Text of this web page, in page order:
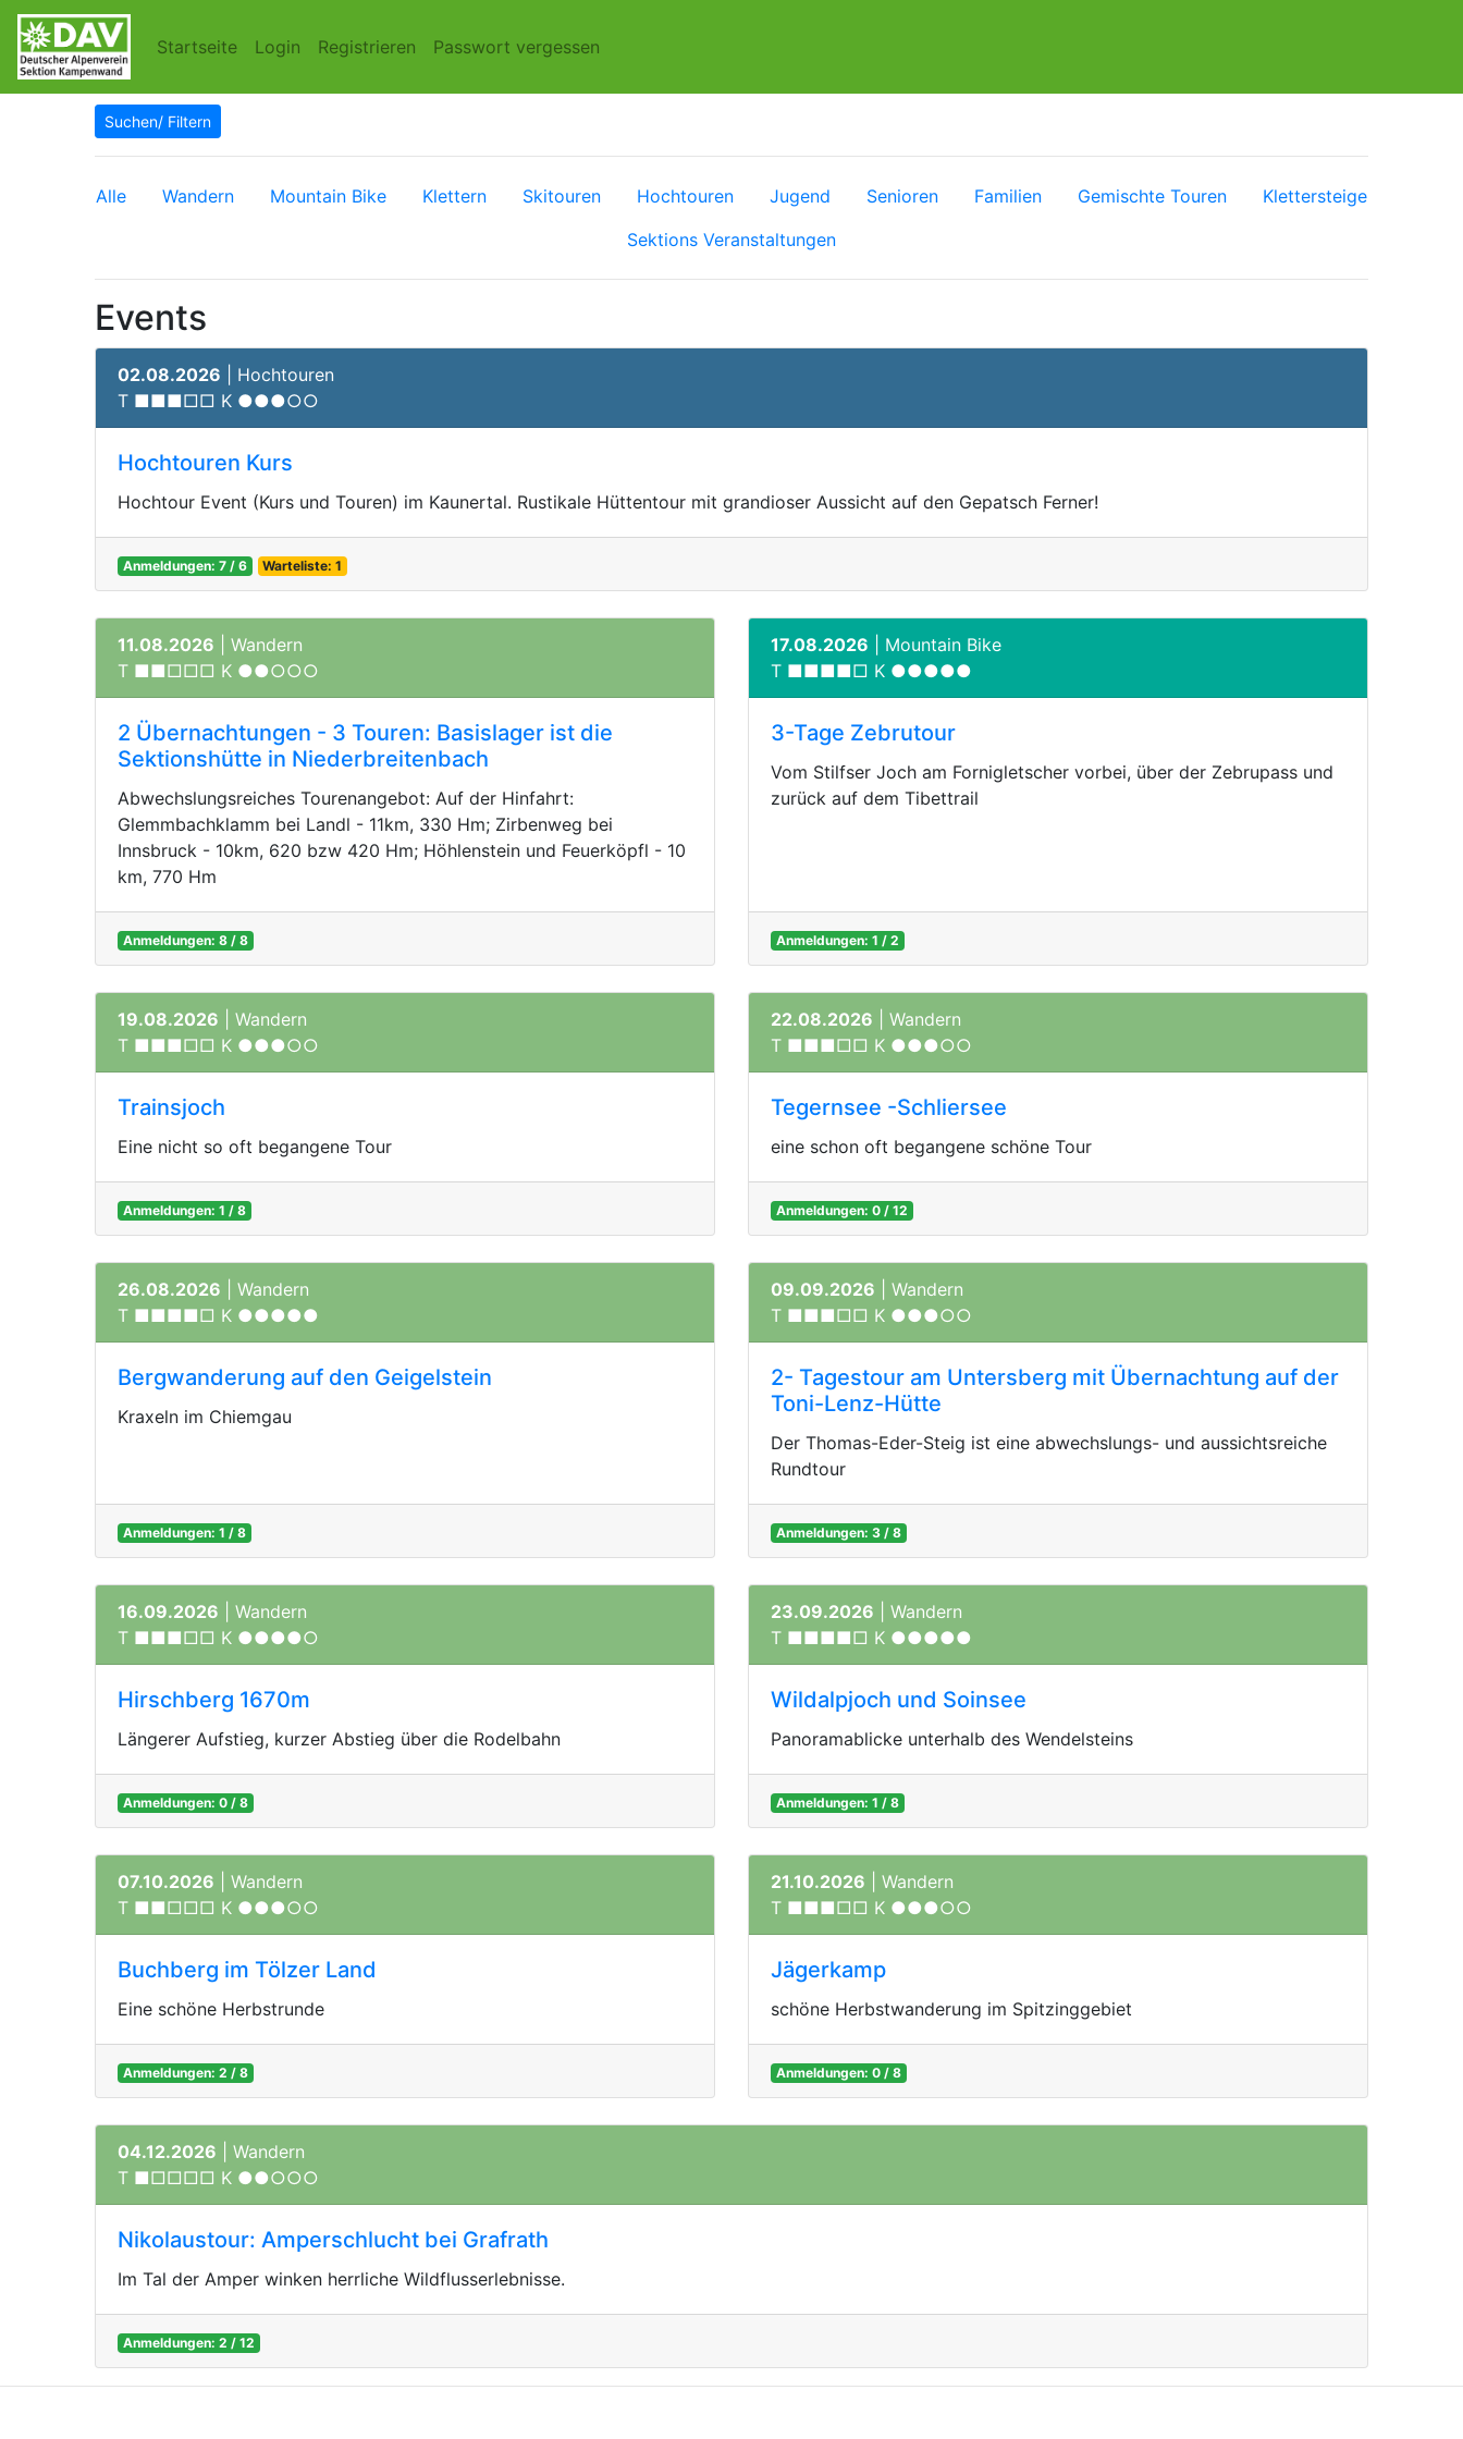
Startseite Login Registrieren Passwort vergessen
Suchen/ Filtern
Alle Wandern Mountain Bike Klettern Skitouren Hochtouren Jugend Senioren Familien Gemischte Touren
Klettersteige
Sektions Veranstaltungen
Events
02.08.2026 | Hochtouren
T ■■■□□ K ●●●○○
Hochtouren Kurs
Hochtour Event (Kurs und Touren) im Kaunertal. Rustikale Hüttentour mit grandioser Aussicht auf den Gepatsch Ferner!
Anmeldungen: 7 / 6 Warteliste: 1
11.08.2026 | Wandern
T ■■□□□ K ●●○○○
2 Übernachtungen - 3 Touren: Basislager ist die
Sektionshütte in Niederbreitenbach
Abwechslungsreiches Tourenangebot: Auf der Hinfahrt:
Glemmbachklamm bei Landl - 11km, 330 Hm; Zirbenweg bei
Innsbruck - 10km, 620 bzw 420 Hm; Höhlenstein und Feuerköpfl - 10
km, 770 Hm
Anmeldungen: 8 / 8
17.08.2026 | Mountain Bike
T ■■■■□ K ●●●●●
3-Tage Zebrutour
Vom Stilfser Joch am Fornigletscher vorbei, über der Zebrupass und
zurück auf dem Tibettrail
Anmeldungen: 1 / 2
19.08.2026 | Wandern
T ■■■□□ K ●●●○○
Trainsjoch
Eine nicht so oft begangene Tour
Anmeldungen: 1 / 8
22.08.2026 | Wandern
T ■■■□□ K ●●●○○
Tegernsee -Schliersee
eine schon oft begangene schöne Tour
Anmeldungen: 0 / 12
26.08.2026 | Wandern
T ■■■■□ K ●●●●●
Bergwanderung auf den Geigelstein
Kraxeln im Chiemgau
Anmeldungen: 1 / 8
09.09.2026 | Wandern
T ■■■□□ K ●●●○○
2- Tagestour am Untersberg mit Übernachtung auf der
Toni-Lenz-Hütte
Der Thomas-Eder-Steig ist eine abwechslungs- und aussichtsreiche
Rundtour
Anmeldungen: 3 / 8
16.09.2026 | Wandern
T ■■■□□ K ●●●●○
Hirschberg 1670m
Längerer Aufstieg, kurzer Abstieg über die Rodelbahn
Anmeldungen: 0 / 8
23.09.2026 | Wandern
T ■■■■□ K ●●●●●
Wildalpjoch und Soinsee
Panoramablicke unterhalb des Wendelsteins
Anmeldungen: 1 / 8
07.10.2026 | Wandern
T ■■□□□ K ●●●○○
Buchberg im Tölzer Land
Eine schöne Herbstrunde
Anmeldungen: 2 / 8
21.10.2026 | Wandern
T ■■■□□ K ●●●○○
Jägerkamp
schöne Herbstwanderung im Spitzinggebiet
Anmeldungen: 0 / 8
04.12.2026 | Wandern
T ■□□□□ K ●●○○○
Nikolaustour: Amperschlucht bei Grafrath
Im Tal der Amper winken herrliche Wildflusserlebnisse.
Anmeldungen: 2 / 12